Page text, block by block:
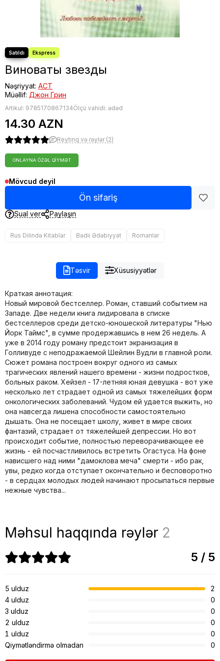
Виноваты звезды
Nəşriyyat: АСТ
Müəllif: Джон Грин
Artikul: 9785170867134Ölçü vahidi: ədəd
14.30 AZN
Reytinq və rəylər (2)
ONLAYNA ÖZƏL QIYMƏT
Mövcud deyil
Ön sifariş
Sual ver Paylaşın
Rus Dilində Kitablar Bədii Ədəbiyyat Romanlar
Təsvir Xüsusiyyətlər
Краткая аннотация:
Новый мировой бестселлер. Роман, ставший событием на
Западе. Две недели книга лидировала в списке
бестселлеров среди детско-юношеской литературы "Нью
Йорк Таймс", в сумме продержавшись в нем 26 недель. А
уже в 2014 году роману предстоит экранизация в
Голливуде с неподражаемой Шейлин Вудли в главной роли.
Сюжет романа построен вокруг одного из самых
трагических явлений нашего времени - жизни подростков,
больных раком. Хейзел - 17-летняя юная девушка - вот уже
несколько лет страдает одной из самых тяжелейших форм
онкологических заболеваний. Чудом ей удается выжить, но
она навсегда лишена способности самостоятельно
дышать. Она не посещает школу, живет в мире своих
фантазий, страдает от тяжелейшей депрессии. Но вот
происходит событие, полностью переворачивающее ее
жизнь - ей посчастливилось встретить Огастуса. На фоне
нависшего над ними "дамоклова меча" смерти - ибо рак,
увы, редко когда отступает окончательно и бесповоротно
- в сердцах молодых людей начинают просыпаться первые
нежные чувства...
Məhsul haqqında rəylər 2
5 / 5
5 ulduz
2
4 ulduz
0
3 ulduz
0
2 ulduz
0
1 ulduz
0
Qiymətləndirmə olmadan
0